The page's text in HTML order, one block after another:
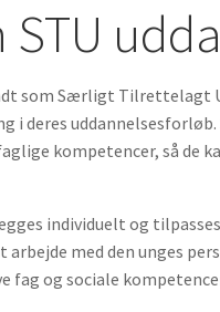
STU
som Særligt Tilrettelagt
i deres
kompetencer, så de
individuelt og
med den unges
fag og sociale